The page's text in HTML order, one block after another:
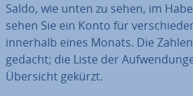
Saldo, wie unten zu sehen, im
sehen Sie ein Konto für
innerhalb eines Monats. Die
gedacht; die Liste der
Übersicht gekürzt.